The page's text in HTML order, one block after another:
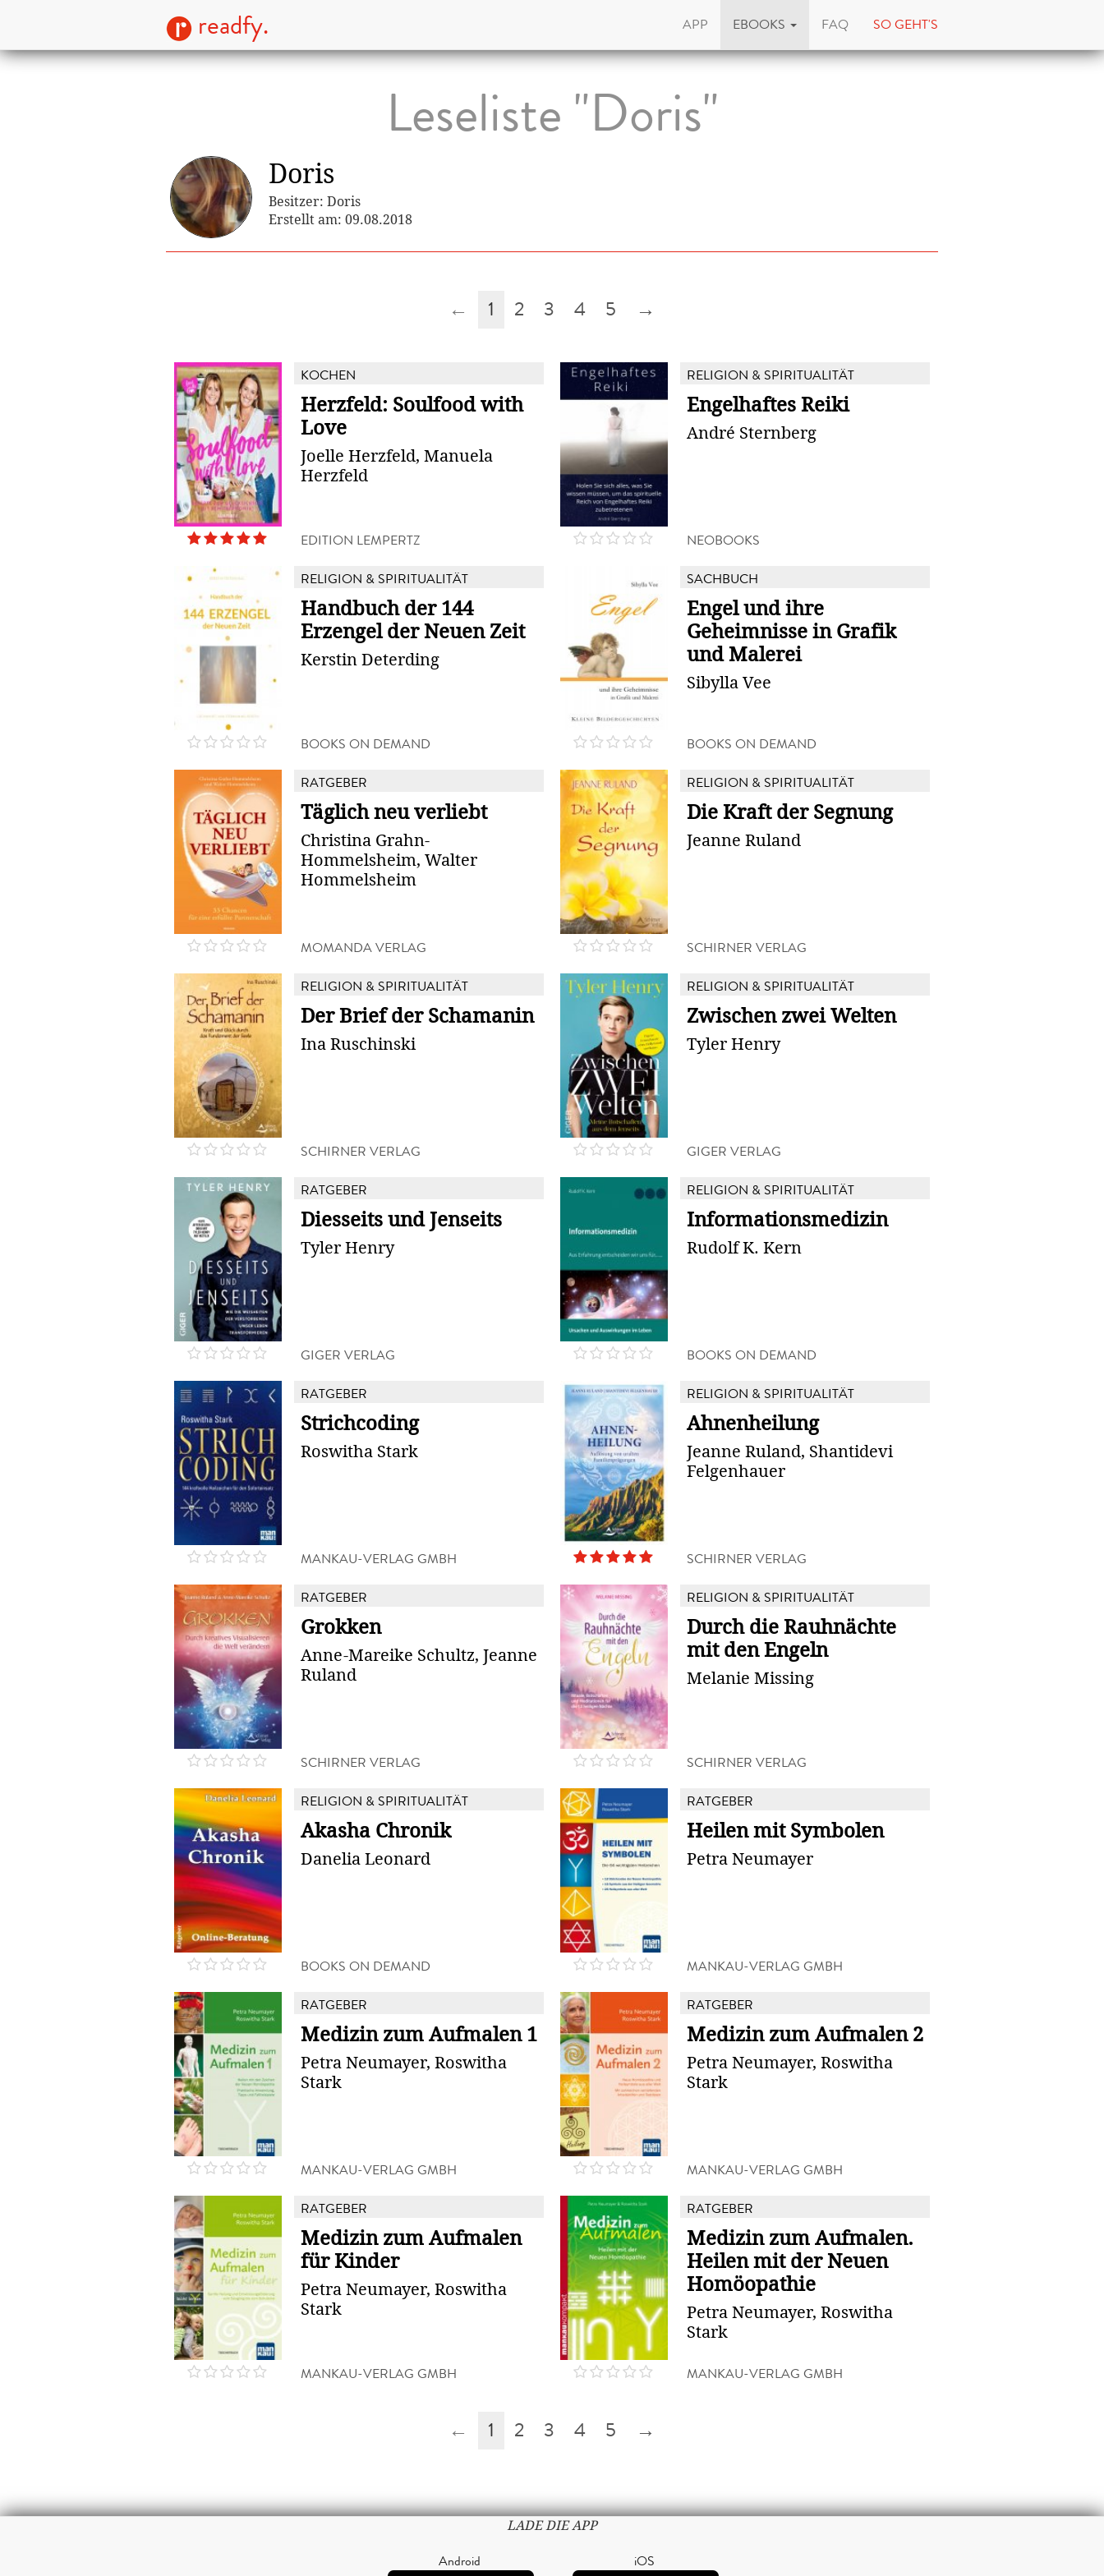
readfy. APP EBOOKS FAQ SO GEHT'S
Leseliste "Doris"
Doris
Besitzer: Doris
Erstellt am: 09.08.2018
← 1 2 3 4 5 →
KOCHEN
Herzfeld: Soulfood with
Love
Joelle Herzfeld, Manuela
Herzfeld
EDITION LEMPERTZ
RELIGION & SPIRITUALITÄT
Engelhaftes Reiki
André Sternberg
NEOBOOKS
RELIGION & SPIRITUALITÄT
Handbuch der 144
Erzengel der Neuen Zeit
Kerstin Deterding
BOOKS ON DEMAND
SACHBUCH
Engel und ihre
Geheimnisse in Grafik
und Malerei
Sibylla Vee
BOOKS ON DEMAND
RATGEBER
Täglich neu verliebt
Christina Grahn-
Hommelsheim, Walter
Hommelsheim
MOMANDA VERLAG
RELIGION & SPIRITUALITÄT
Die Kraft der Segnung
Jeanne Ruland
SCHIRNER VERLAG
RELIGION & SPIRITUALITÄT
Der Brief der Schamanin
Ina Ruschinski
SCHIRNER VERLAG
RELIGION & SPIRITUALITÄT
Zwischen zwei Welten
Tyler Henry
GIGER VERLAG
RATGEBER
Diesseits und Jenseits
Tyler Henry
GIGER VERLAG
RELIGION & SPIRITUALITÄT
Informationsmedizin
Rudolf K. Kern
BOOKS ON DEMAND
RATGEBER
Strichcoding
Roswitha Stark
MANKAU-VERLAG GMBH
RELIGION & SPIRITUALITÄT
Ahnenheilung
Jeanne Ruland, Shantidevi
Felgenhauer
SCHIRNER VERLAG
RATGEBER
Grokken
Anne-Mareike Schultz, Jeanne
Ruland
SCHIRNER VERLAG
RELIGION & SPIRITUALITÄT
Durch die Rauhnächte
mit den Engeln
Melanie Missing
SCHIRNER VERLAG
RELIGION & SPIRITUALITÄT
Akasha Chronik
Danelia Leonard
BOOKS ON DEMAND
RATGEBER
Heilen mit Symbolen
Petra Neumayer
MANKAU-VERLAG GMBH
RATGEBER
Medizin zum Aufmalen 1
Petra Neumayer, Roswitha
Stark
MANKAU-VERLAG GMBH
RATGEBER
Medizin zum Aufmalen 2
Petra Neumayer, Roswitha
Stark
MANKAU-VERLAG GMBH
RATGEBER
Medizin zum Aufmalen
für Kinder
Petra Neumayer, Roswitha
Stark
MANKAU-VERLAG GMBH
RATGEBER
Medizin zum Aufmalen.
Heilen mit der Neuen
Homöopathie
Petra Neumayer, Roswitha
Stark
MANKAU-VERLAG GMBH
← 1 2 3 4 5 →
LADE DIE APP
Android iOS